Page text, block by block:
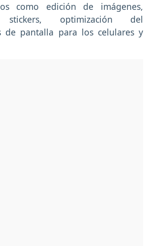
como edición de imágenes,
optimización del
de pantalla para los celulares y